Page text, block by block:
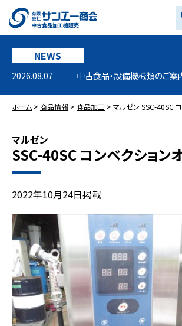
NEWS
2026.08.07 中古食品・設備機械類のご案
ホーム > 商品情報 > 食品加工 > マルゼン SSC-40SC
マルゼン
SSC-40SC コンベクション
2022年10月24日掲載